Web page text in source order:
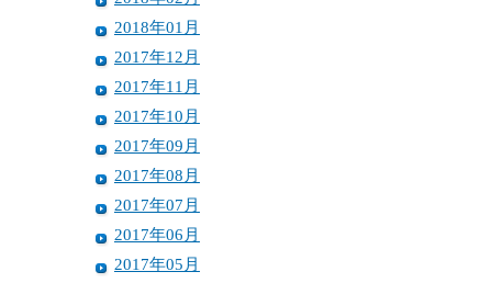
2018年01月
2017年12月
2017年11月
2017年10月
2017年09月
2017年08月
2017年07月
2017年06月
2017年05月